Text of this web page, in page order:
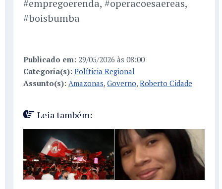
#empregoerenda, #operacoesaereas,
#boisbumba
Publicado em: 29/05/2026 às 08:00
Categoria(s): Políticia Regional
Assunto(s): Amazonas, Governo, Roberto Cidade
Leia também: